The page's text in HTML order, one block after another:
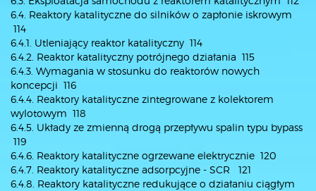
6.4. Reaktory katalityczne do silników o zapłonie iskrowym
114
6.4.1. Utleniający reaktor katalityczny 114
6.4.2. Reaktor katalityczny potrójnego działania 115
6.4.3. Wymagania w stosunku do reaktorów nowych
koncepcji 116
6.4.4. Reaktory katalityczne zintegrowane z kolektorem
wylotowym 118
6.4.5. Układy ze zmienną drogą przepływu spalin typu bypass
119
6.4.6. Reaktory katalityczne ogrzewane elektrycznie 120
6.4.7. Reaktory katalityczne adsorpcyjne - SCR 121
6.4.8. Reaktory katalityczne redukujące o działaniu ciągłym